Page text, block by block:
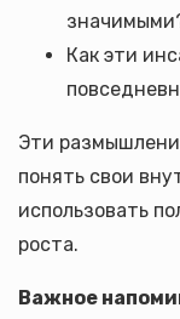
Как эти
Эти
понять свои
использовать
роста.
Важное